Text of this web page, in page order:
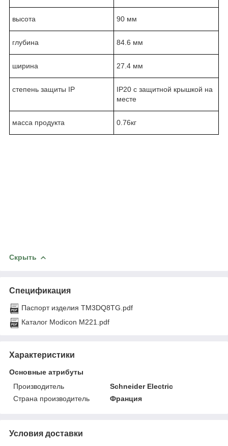
высота 90 мм
глубина 84.6 мм
ширина 27.4 мм
степень защиты IP
IP20 с защитной крышкой на
месте
масса продукта 0.76кг
Скрыть
Спецификация
Паспорт изделия TM3DQ8TG.pdf
Каталог Modicon M221.pdf
Характеристики
Основные атрибуты
Производитель
Schneider Electric
Страна производитель
Франция
Условия доставки